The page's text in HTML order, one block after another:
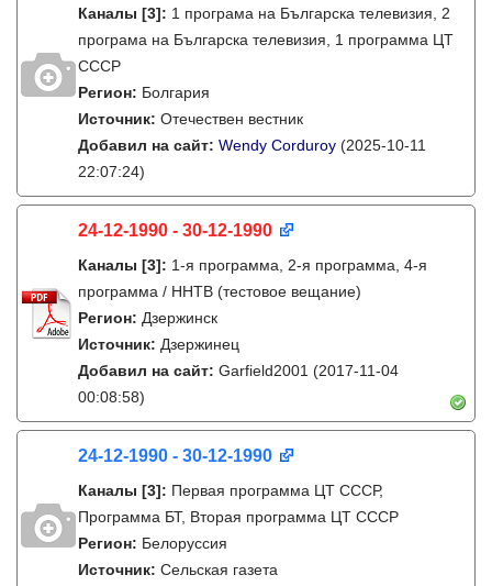
Каналы [3]: 1 програма на Българска телевизия, 2
програма на Българска телевизия, 1 программа ЦТ
СССР
Регион: Болгария
Источник: Отечествен вестник
Добавил на сайт: Wendy Corduroy (2025-10-11
22:07:24)
24-12-1990 - 30-12-1990
Каналы [3]: 1-я программа, 2-я программа, 4-я
программа / ННТВ (тестовое вещание)
Регион: Дзержинск
Источник: Дзержинец
Добавил на сайт: Garfield2001 (2017-11-04
00:08:58)
24-12-1990 - 30-12-1990
Каналы [3]: Первая программа ЦТ СССР,
Программа БТ, Вторая программа ЦТ СССР
Регион: Белоруссия
Источник: Сельская газета